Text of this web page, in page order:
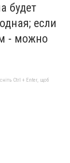
будет
если
- можно
Ctrl + Enter, щоб